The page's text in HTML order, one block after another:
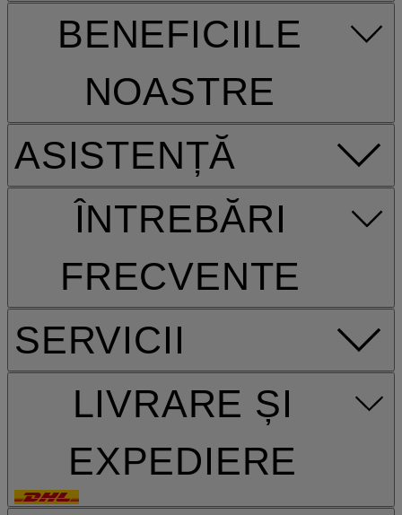
ASISTENȚĂ
ÎNTREBĂRI
FRECVENTE
SERVICII
LIVRARE ȘI
EXPEDIERE
BENEFICIILE
NOASTRE